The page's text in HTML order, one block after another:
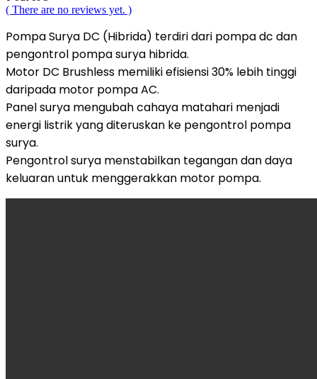
( There are no reviews yet. )
Pompa Surya DC (Hibrida) terdiri dari pompa dc dan
pengontrol pompa surya hibrida.
Motor DC Brushless memiliki efisiensi 30% lebih tinggi
daripada motor pompa AC.
Panel surya mengubah cahaya matahari menjadi
energi listrik yang diteruskan ke pengontrol pompa
surya.
Pengontrol surya menstabilkan tegangan dan daya
keluaran untuk menggerakkan motor pompa.